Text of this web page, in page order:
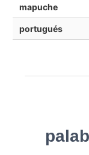
mapuche
portugués